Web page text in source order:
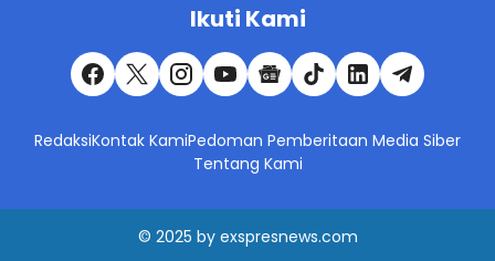
Ikuti Kami
RedaksiKontak KamiPedoman Pemberitaan Media Siber
Tentang Kami
© 2025 by exspresnews.com